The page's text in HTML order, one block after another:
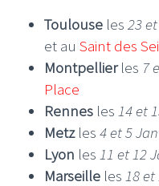
Toulouse les 23
et au Saint des
Montpellierles 7
Place
Rennes les 14 et
Metzles 4 et 5
Lyon les 11 et 12
Marseille les 18